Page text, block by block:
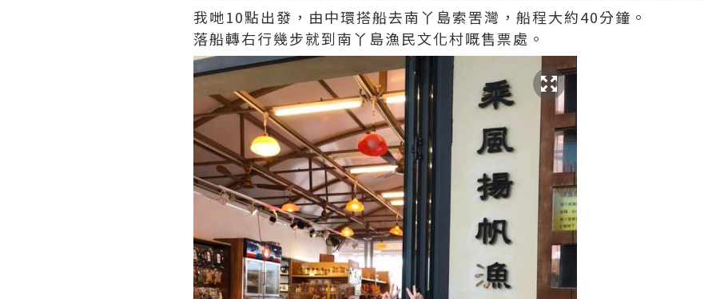
我哋10點出發，由中環搭船去南丫島索罟灣，船程大約40分鐘。
落船轉右行幾步就到南丫島漁民文化村嘅售票處。